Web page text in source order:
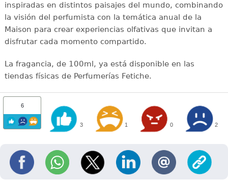
inspiradas en distintos paisajes del mundo, combinando
la visión del perfumista con la temática anual de la
Maison para crear experiencias olfativas que invitan a
disfrutar cada momento compartido.
La fragancia, de 100ml, ya está disponible en las
tiendas físicas de Perfumerías Fetiche.
6
3 1 0 2